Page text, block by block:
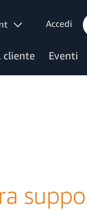
Accedi
cliente Eventi